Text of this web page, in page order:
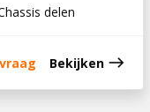
delen
Bekijken east